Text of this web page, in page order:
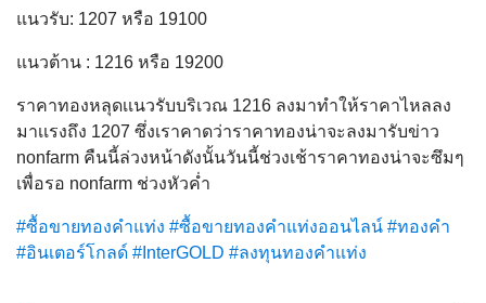
แนวรับ: 1207 หรือ 19100
แนวต้าน : 1216 หรือ 19200
ราคาทองหลุดเเนวรับบริเวณ 1216 ลงมาทำให้ราคาไหลลง
มาเเรงถึง 1207 ซึ่งเราคาดว่าราคาทองน่าจะลงมารับข่าว
nonfarm คืนนี้ล่วงหน้าดังนั้นวันนี้ช่วงเช้าราคาทองน่าจะซึมๆ
เพื่อรอ nonfarm ช่วงหัวค่ำ
#ซื้อขายทองคำแท่ง #ซื้อขายทองคำแท่งออนไลน์ #ทองคำ
#อินเตอร์โกลด์ # InterGOLD #ลงทุนทองคำแท่ง